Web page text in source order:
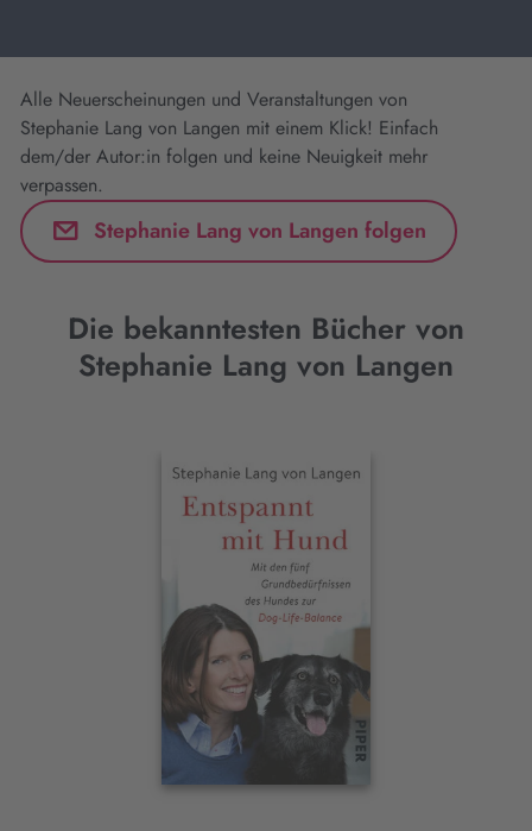
Alle Neuerscheinungen und Veranstaltungen von
Stephanie Lang von Langen mit einem Klick! Einfach
dem/der Autor:in folgen und keine Neuigkeit mehr
verpassen.
Stephanie Lang von Langen folgen
Die bekanntesten Bücher von
Stephanie Lang von Langen